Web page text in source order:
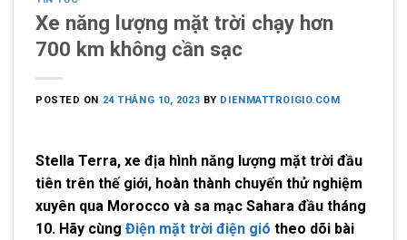
Xe năng lượng mặt trời chạy hơn
700 km không cần sạc
POSTED ON 24 THÁNG 10, 2023 BY DIENMATTROIGIO.COM
Stella Terra, xe địa hình năng lượng mặt trời đầu
tiên trên thế giới, hoàn thành chuyến thử nghiệm
xuyên qua Morocco và sa mạc Sahara đầu tháng
10. Hãy cùng Điện mặt trời điện gió theo dõi bài